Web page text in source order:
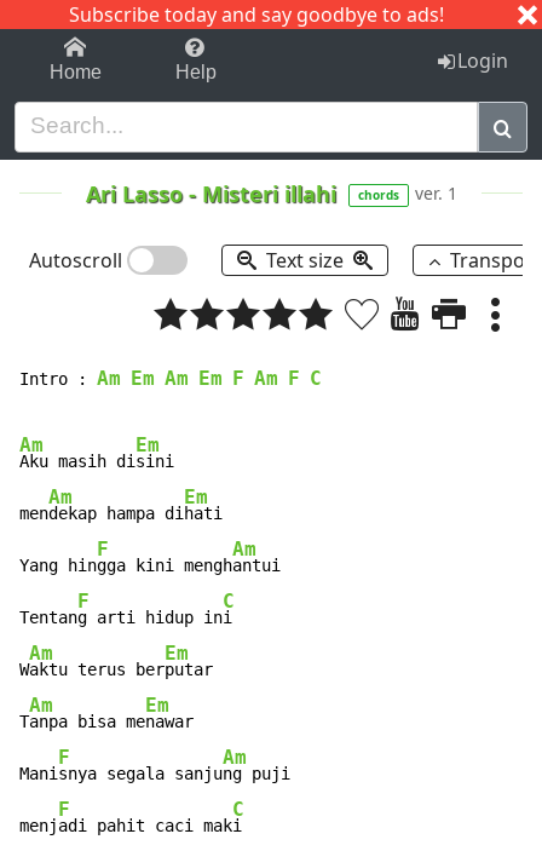
Subscribe today and say goodbye to ads!
1-9 C I J
Home Help Login
Ari Lasso- Misteri illahi chords ver. 1
Autoscroll Text size
Intro : Am Em Am Em F Am F C
Am
Aku masih di
Em
sini
men
Am
dekap hampa di
Em
hati
Yang hin
F
gga kini mengh
Am
antui
Tentan
F
g arti hidup in
C
i
W
Am
aktu terus ber
Em
putar
T
Am
anpa bisa me
Em
nawar
Mani
F
snya segala sanju
Am
ng puji
menj
F
adi pahit caci mak
C
i